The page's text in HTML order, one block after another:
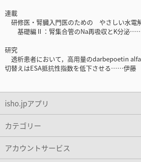
連載
研修医・腎臓入門医のための やさしい水電
基礎編Ⅱ：腎集合管のNa再吸収とK分泌
研究
透析患者において，高用量のdarbepoetin
切替えはESA抵抗性指数を低下させる……伊
isho.jpアプリ
カテゴリー
アカウントサービス